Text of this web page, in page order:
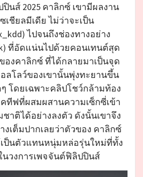
นส์ 2025 คาลิกซ์ เขามีผลงาน
ชียลมีเดีย ไม่ว่าจะเป็น
ไปจนถึงช่องทางอย่าง
ที่อัดแน่นไปด้วยคอนเทนต์สุด
องคาลิกซ์ ที่ได้กลายมาเป็นจุด
ลโลว์ของเขานั้นพุ่งทะยานขึ้น
โดยเฉพาะคลิปโชว์กล้ามท้อง
ทีฟที่ผสมผสานความเซ็กซี่เข้า
าติได้อย่างลงตัว ดังนั้นเขาจึง
เต็มปากเลยว่าตัวของ คาลิกซ์
เป็นตัวแทนหนุ่มหล่อรุ่นใหม่ที่ทั้ง
นวงการเพจจันต์ฟิลิปปินส์